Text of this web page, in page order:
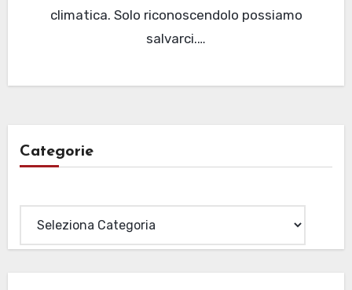
climatica. Solo riconoscendolo possiamo
salvarci.…
Categorie